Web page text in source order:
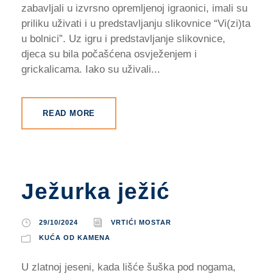
zabavljali u izvrsno opremljenoj igraonici, imali su
priliku uživati i u predstavljanju slikovnice “Vi(zi)ta
u bolnici”. Uz igru i predstavljanje slikovnice,
djeca su bila počašćena osvježenjem i
grickalicama. Iako su uživali...
READ MORE
Ježurka ježić
29/10/2024 VRTIĆI MOSTAR
KUĆA OD KAMENA
U zlatnoj jeseni, kada lišće šuška pod nogama,